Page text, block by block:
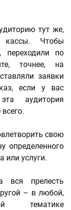
тут же,
Чтобы
переходили по
точнее, на
заявки
если у вас
аудитория
свою
определенного
или услуги.
вся прелесть
– в любой,
тематике